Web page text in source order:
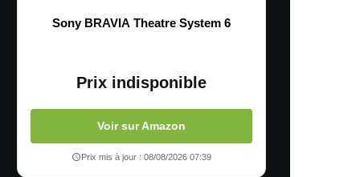
Sony BRAVIA Theatre System 6
Prix indisponible
Voir sur Amazon
Prix mis à jour : 08/08/2026 07:39